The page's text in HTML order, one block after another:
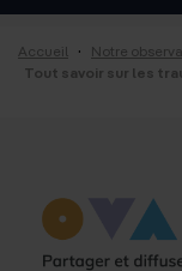
Accueil · Notre
Tout savoir sur les